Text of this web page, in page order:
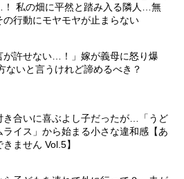
私の畑に平然と踏み入る隣人…無
の行動にモヤモヤが止まらない
が許せない…！」嫁が義母に怒り爆
ないと言うけれど諦めるべき？
き合いに喜ぶよし子だったが…「うど
ライス」から始まる小さな違和感【あ
ません Vol.5】